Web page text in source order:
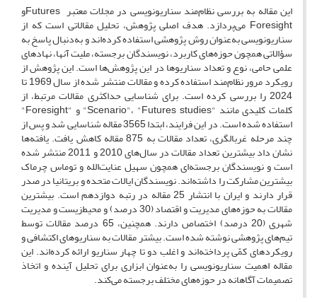
این مقاله به بررسی نظام‌مند سناریونویسی در مجلات معتبر
Futuresو
Foresight می‌پردازد. هدف اصلی پژوهش، تحلیل مقالاتی است که از
سناریونویسی به‌عنوان روش پژوهشی استفاده کرده‌اند و به‌دنبال پاسخ به
سؤالاتی همچون حوزه‌های کاربرد، نویسندگان برجسته، ملیت آنها، نهادهای
علمی حامی، نوع و تعداد سناریوها در این پژوهش‌ها است. این پژوهش از
رویکرد مرور نظام‌مند استفاده کرده و مقالات منتشر شده از سال 1969 تا
2024 را بررسی کرده است. برای شناسایی حداکثری مقالات مرتبط، از
کلمات کلیدی مانند "Scenario"، "Futures studies" و "Foresight"
استفاده شده است. در این فرایند، ابتدا 3565 مقاله شناسایی شد و پس از
چند مرحله غربالگری، تعداد مقالات به 875 مقاله کاهش یافت. یافته‌ها
نشان داد بیشترین تعداد مقالات در سال‌های 2010 و 2011 منتشر شده
است و نویسندگان برجسته‌ای همچون سهیل عنایت‌الله و توماس چرماک
بیشترین مشارکت را داشته‌اند. نویسندگان ایالات متحده و بریتانیا در صدر
قرار دارند و ایران با انتشار 25 مقاله در رتبه دوازدهم است. بیشترین
مقالات به حوزه‌های مدیریت و اقتصاد (30 درصد) و محیط‌زیست و مدیریت
شهری (20 درصد) اختصاص دارند. همچنین، 65 درصد مقالات توسط
تیم‌های پژوهشی نوشته شده است. بیشتر مقالات به سناریوهای اکتشافی و
رویکردهای کمّی پرداخته‌اند و اغلب دو تا چهار سناریو ارائه کرده‌اند. این
مقاله اهمیت سناریونویسی را به‌عنوان ابزاری برای تحلیل آینده و اتخاذ
تصمیمات آگاهانه در حوزه‌های مختلف برجسته می‌کند.